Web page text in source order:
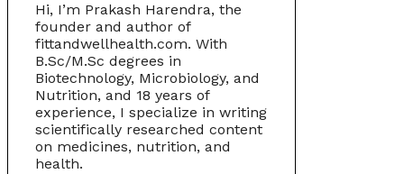
Hi, I’m Prakash Harendra, the
founder and author of
fittandwellhealth.com. With
B.Sc/M.Sc degrees in
Biotechnology, Microbiology, and
Nutrition, and 18 years of
experience, I specialize in writing
scientifically researched content
on medicines, nutrition, and
health.